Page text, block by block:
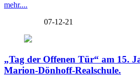
mehr....
07-12-21
„Tag der Offenen Tür“ am 15.
Marion-Dönhoff-Realschule.